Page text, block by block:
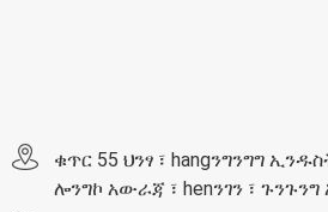
ቁጥር 55 ህንፃ ፣ hangንግንግግ
ሎንግኮ አውራጃ ፣ henንገን ፣